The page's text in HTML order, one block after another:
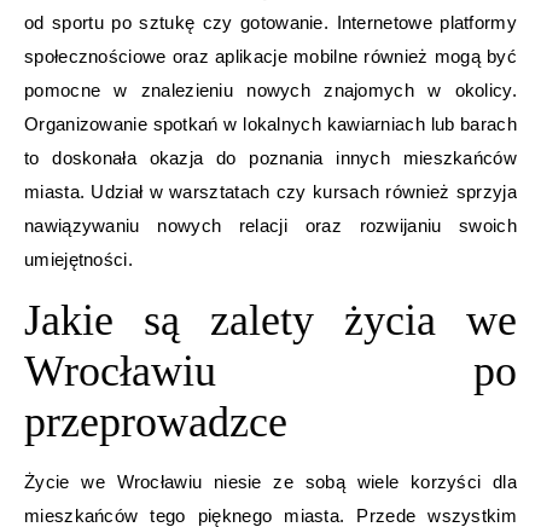
od sportu po sztukę czy gotowanie. Internetowe platformy
społecznościowe oraz aplikacje mobilne również mogą być
pomocne w znalezieniu nowych znajomych w okolicy.
Organizowanie spotkań w lokalnych kawiarniach lub barach
to doskonała okazja do poznania innych mieszkańców
miasta. Udział w warsztatach czy kursach również sprzyja
nawiązywaniu nowych relacji oraz rozwijaniu swoich
umiejętności.
Jakie są zalety życia we
Wrocławiu po
przeprowadzce
Życie we Wrocławiu niesie ze sobą wiele korzyści dla
mieszkańców tego pięknego miasta. Przede wszystkim